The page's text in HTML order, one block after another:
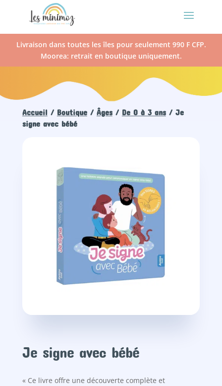
Livraison dans toutes les îles pour seulement 990 F CFP.
Moorea: retrait en boutique uniquement.
Accueil / Boutique/ Âges/ De 0 à 3 ans/ Je
signe avec bébé
Je signe avec bébé
« Ce livre offre une découverte complète et